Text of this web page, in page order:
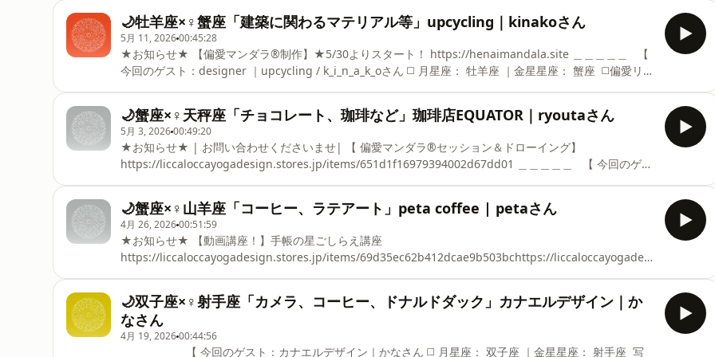
トトイ・映画・ウミウシ・両生類・爬虫類・ポップコーン 🌐ゲストのInstagram
https://www.instagram.com/nao_wao_/ ＿＿＿＿ ⁡ ⁡ ⁡ 最後までお読みくださりありがとうございます ⁡ ＼ コ
🌙牡羊座×♀蟹座「建築に関わるマテリアル等」upcycling｜kinakoさん
5月 11, 202600:45:28
★お知らせ★ 【偏愛マンダラ®︎制作】★5/30よりスタート！ https://henaimandala.site ＿＿＿＿＿ ⁡ ⁡ 【
今回のゲスト：designer ｜upcycling / k_i_n_a_k_oさん ◻️ 月星座： 牡羊座 ｜金星星座： 蟹座 ⁡ ◻️偏愛リス
年変化に、いつも心が惹かれます。 ・人と一緒になにかをつくることも好きです。 ＜上記内容の詳細と、
いつから好きか＞ 保育園のとき、園庭で見つけた丸いタイルを家に持ち帰ったのが、この関心の始まりで
した。錆びて曲がった釘や瓦のかけらなど、人の手を離れて時間を経た素材を見つけては収集していまし
た。 大学では建築を学び、卒業設計では既存の建物の模型を表現するために、廃材やコーヒー・緑茶の飲
みがらをテクス
🌙蟹座×♀天秤座「チョコレート、珈琲など」珈琲店EQUATOR｜ryoutaさん
5月 3, 202600:49:20
★お知らせ★ | お問い合わせくださいませ| 【 偏愛マンダラ®セッション＆ドローイング】
https://liccaloccayogadesign.stores.jp/items/651d1f16979394002d67dd01 ＿＿＿＿＿ ⁡ ⁡ 【 今回のゲス
ート、珈琲、スイーツ、モクテル、料理犬、猫、釣り、教育、経営、整理整頓、効率化と非効率化の矛盾
について考えること。幸せについて考えること。お金。いろんなことに偏愛をしています！ 🌐ゲストの
Instagram https://www.instagram.com/kawano_ryouta/ 📚今回ご紹介いただいた本📚 ① 「ひと粒のチ
ョコレートに」junaid著 https
🌙蟹座×♀山羊座「コーヒー、ラテアート」peta coffee | petaさん
4月 26, 202600:51:59
★お知らせ★ 【動画講座！】手帳の星ごしらえ講座
https://liccaloccayogadesign.stores.jp/items/69d35ec62b412dcae9b503bchttps://
https://liccaloccayogadesign.stores.jp/items/651d1f16979394002d67dd01 ＿＿＿＿＿ ⁡ ⁡ 【 今回のゲス
ト：peta coffee｜petaさん ◻️ 月星座： 蟹座 ｜金星星座： 山羊座 ⁡ ◻️偏愛リスト コーヒー、ラテアート 🌐
🌙双子座×♀射手座「カメラ、コーヒー、ドナルドダック」カナエルデザイン｜か
なさん
4月 19, 202600:44:56
＿＿＿＿＿ ⁡ ⁡ 【 今回のゲスト：カナエルデザイン｜かなさん ◻️ 月星座： 双子座 ｜金星星座： 射手座 ⁡ 写